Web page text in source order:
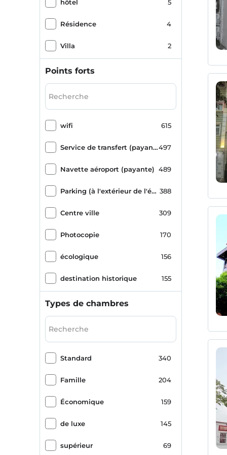
hôtel 5
Résidence 4
Villa 2
Maison d&#39;hôtes
Hôtel de catégorie spéciale 1
Points forts
wifi 615
Service de transfert (payant)497
Navette aéroport (payante) 489
Parking (à l'extérieur de l'établissement) 388
Centre ville 309
Photocopie 170
écologique 156
destination historique 155
Salle de petit déjeuner
bain turc 87
Types de chambres
Standard 340
Famille 204
Économique 159
de luxe 145
supérieur 69